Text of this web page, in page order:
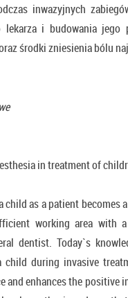
inwazyjnych
i budowania jego
środki zniesienia bólu
in treatment of
child as a patient
working area with
dentist. Today`s
during invasive
and enhances the